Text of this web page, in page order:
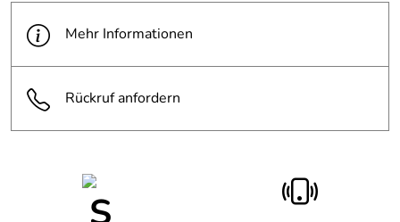
Mehr Informationen
Rückruf anfordern